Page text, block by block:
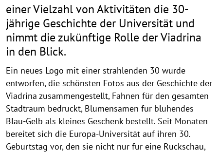
einer Vielzahl von Aktivitäten die 30-
jährige Geschichte der Universität und
nimmt die zukünftige Rolle der Viadrina
in den Blick.
Ein neues Logo mit einer strahlenden 30 wurde
entworfen, die schönsten Fotos aus der Geschichte der
Viadrina zusammengestellt, Fahnen für den gesamten
Stadtraum bedruckt, Blumensamen für blühendes
Blau-Gelb als kleines Geschenk bestellt. Seit Monaten
bereitet sich die Europa-Universität auf ihren 30.
Geburtstag vor, den sie nicht nur für eine Rückschau,